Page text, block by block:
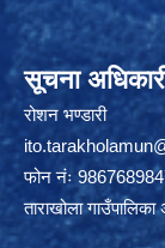
सूचना
रोशन भण्डारी
फोन नंः
ताराखोला